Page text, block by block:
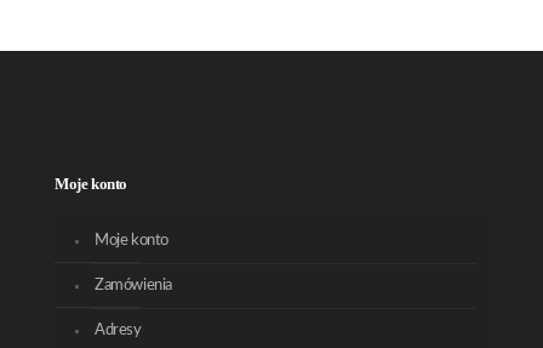
Moje konto
Moje konto
Zamówienia
Adresy